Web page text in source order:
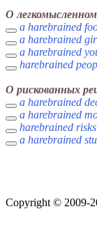
О легкомысленном
a harebrained
a harebrained
a harebrained
harebrained
О рискованных
a harebrained
a harebrained
harebrained risks
a harebrained
Copyright © 2009-